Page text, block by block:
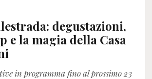
degustazioni,
e la magia della Casa
in programma fino al prossimo 23